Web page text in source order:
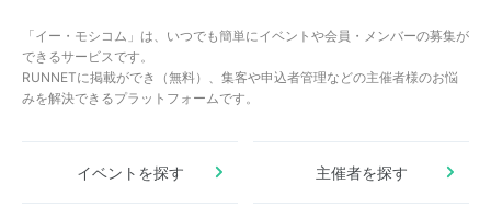
「イー・モシコム」は、いつでも簡単にイベントや会員・メンバーの募集が
できるサービスです。
RUNNETに掲載ができ（無料）、集客や申込者管理などの主催者様のお悩
みを解決できるプラットフォームです。
イベントを探す 主催者を探す